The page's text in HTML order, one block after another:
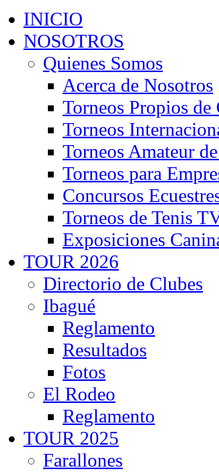
INICIO
NOSOTROS
Quienes Somos
Acerca de Nosotros
Torneos Propios
Torneos
Torneos Amateur
Torneos para
Concursos
Torneos de Tenis
Exposiciones
TOUR 2026
Directorio de Clubes
Ibagué
Reglamento
Resultados
Fotos
El Rodeo
Reglamento
TOUR 2025
Farallones